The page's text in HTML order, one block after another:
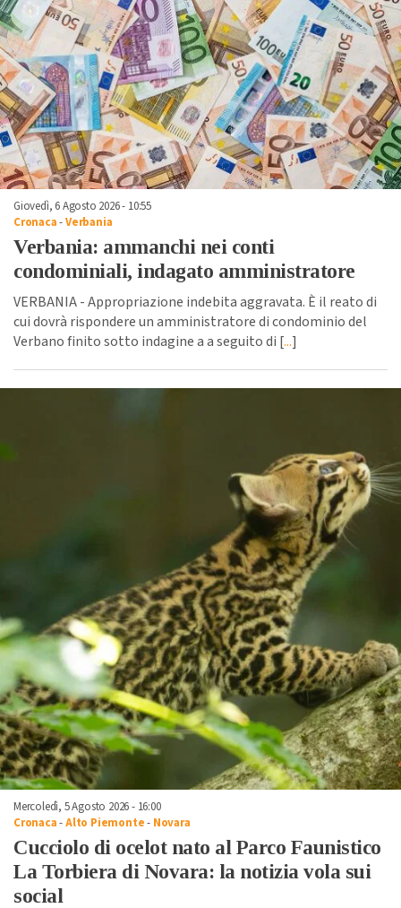
Giovedì, 6 Agosto 2026 - 10:55
Cronaca-Verbania
Verbania: ammanchi nei conti
condominiali, indagato amministratore
VERBANIA - Appropriazione indebita aggravata. È il reato di
cui dovrà rispondere un amministratore di condominio del
Verbano finito sotto indagine a a seguito di [...]
Mercoledì, 5 Agosto 2026 - 16:00
Cronaca-Alto Piemonte- Novara
Cucciolo di ocelot nato al Parco Faunistico
La Torbiera di Novara: la notizia vola sui
social